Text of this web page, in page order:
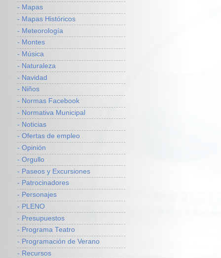
- Mapas
- Mapas Históricos
- Meteorología
- Montes
- Música
- Naturaleza
- Navidad
- Niños
- Normas Facebook
- Normativa Municipal
- Noticias
- Ofertas de empleo
- Opinión
- Orgullo
- Paseos y Excursiones
- Patrocinadores
- Personajes
- PLENO
- Presupuestos
- Programa Teatro
- Programación de Verano
- Recursos